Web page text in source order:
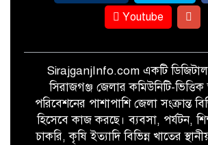
Youtube
SirajganjInfo.com একটি
সিরাজগঞ্জ জেলার কমিউনিটি-
পরিবেশনের পাশাপাশি জেলা সংক্রান্ত
হিসেবে কাজ করছে। ব্যবসা, পর্যটন,
চাকরি, কৃষি ইত্যাদি বিভিন্ন খাতের